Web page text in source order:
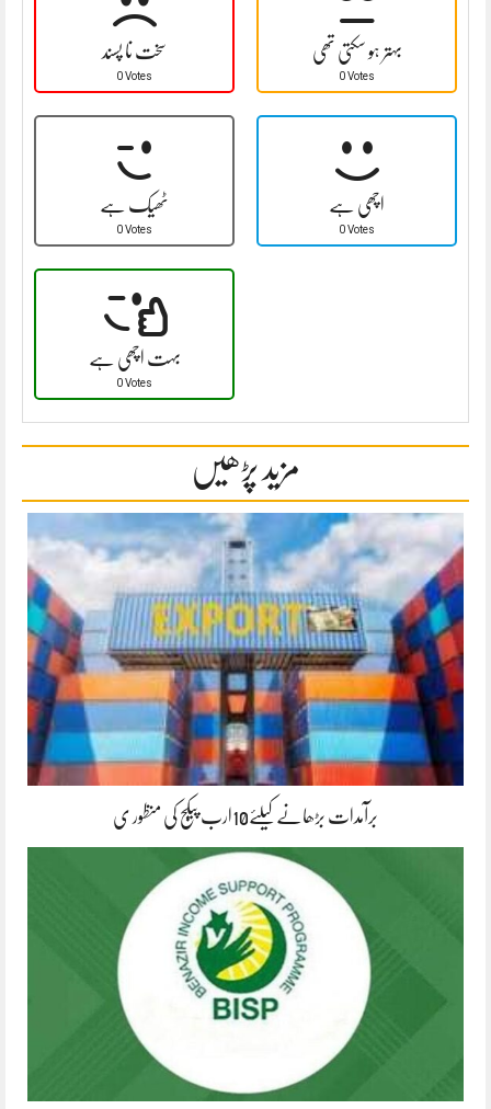
سخت نا پسند
0 Votes
بہتر ہو سکتی تھی
0 Votes
ٹھیک ہے
0 Votes
اچھی ہے
0 Votes
بہت اچھی ہے
0 Votes
مزید پڑھیں
برآمدات بڑھانے کیلئے10ارب پیکج کی منظور ی